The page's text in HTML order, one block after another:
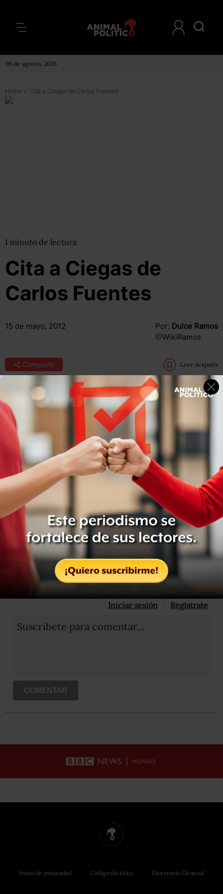
06 de agosto, 2026
Home > Cita a Ciegas de Carlos Fuentes
1 minuto de lectura
Cita a Ciegas de
Carlos Fuentes
15 de mayo, 2012 Por: Dulce Ramos
@WikiRamos
Compartir Leer después
“Mi sistema de juventud es trabajar mucho, tener
siempre un proyecto pendiente. Ahora he terminado un
libro,
Federico en su balcón, pero ya tengo uno nuevo,
baile del centenario, que empiezo a escribirlo el lunes en
México”.
Compartir Leer después
OCULTAR COMENTARIOS
Iniciar sesión Registrate
Suscribete para comentar...
COMENTAR
Aviso de privacidad Código de ética Directorio General